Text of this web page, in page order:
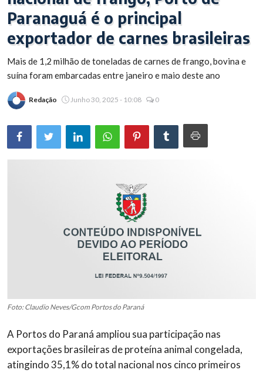
Brasil
Paranaguá é o principal
exportador de carnes brasileiras
Mais de 1,2 milhão de toneladas de carnes de frango, bovina e
suína foram embarcadas entre janeiro e maio deste ano
Redação Junho 30, 2025 - 10:08 0
Foto: Claudio Neves/Gcom Portos do Paraná
A Portos do Paraná ampliou sua participação nas
exportações brasileiras de proteína animal congelada,
atingindo 35,1% do total nacional nos cinco primeiros